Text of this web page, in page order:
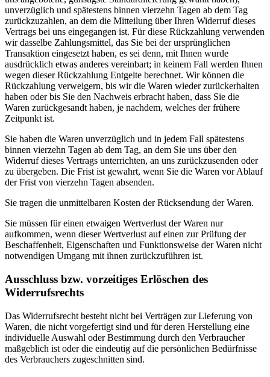
unverzüglich und spätestens binnen vierzehn Tagen ab dem Tag
zurückzuzahlen, an dem die Mitteilung über Ihren Widerruf dieses
Vertrags bei uns eingegangen ist. Für diese Rückzahlung verwenden
wir dasselbe Zahlungsmittel, das Sie bei der ursprünglichen
Transaktion eingesetzt haben, es sei denn, mit Ihnen wurde
ausdrücklich etwas anderes vereinbart; in keinem Fall werden Ihnen
wegen dieser Rückzahlung Entgelte berechnet. Wir können die
Rückzahlung verweigern, bis wir die Waren wieder zurückerhalten
haben oder bis Sie den Nachweis erbracht haben, dass Sie die
Waren zurückgesandt haben, je nachdem, welches der frühere
Zeitpunkt ist.
Sie haben die Waren unverzüglich und in jedem Fall spätestens
binnen vierzehn Tagen ab dem Tag, an dem Sie uns über den
Widerruf dieses Vertrags unterrichten, an uns zurückzusenden oder
zu übergeben. Die Frist ist gewahrt, wenn Sie die Waren vor Ablauf
der Frist von vierzehn Tagen absenden.
Sie tragen die unmittelbaren Kosten der Rücksendung der Waren.
Sie müssen für einen etwaigen Wertverlust der Waren nur
aufkommen, wenn dieser Wertverlust auf einen zur Prüfung der
Beschaffenheit, Eigenschaften und Funktionsweise der Waren nicht
notwendigen Umgang mit ihnen zurückzuführen ist.
Ausschluss bzw. vorzeitiges Erlöschen des
Widerrufsrechts
Das Widerrufsrecht besteht nicht bei Verträgen zur Lieferung von
Waren, die nicht vorgefertigt sind und für deren Herstellung eine
individuelle Auswahl oder Bestimmung durch den Verbraucher
maßgeblich ist oder die eindeutig auf die persönlichen Bedürfnisse
des Verbrauchers zugeschnitten sind.